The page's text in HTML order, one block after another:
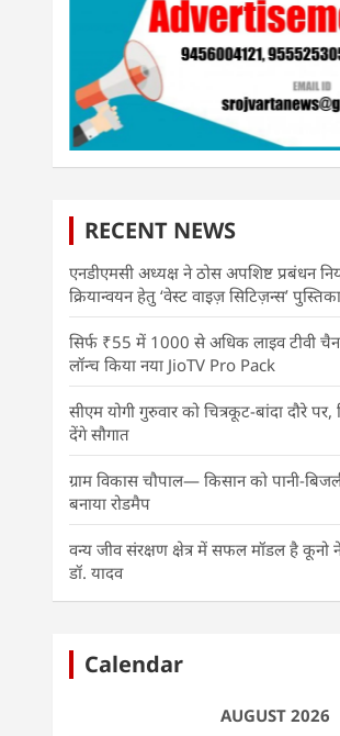
RECENT NEWS
एनडीएमसी अध्यक्ष ने ठोस अपशिष्ट प्रबंधन
क्रियान्वयन हेतु ‘वेस्ट वाइज़ सिटिज़न्स’
सिर्फ ₹55 में 1000 से अधिक लाइव टीवी
लॉन्च किया नया JioTV Pro Pack
सीएम योगी गुरुवार को चित्रकूट-बांदा दौरे
देंगे सौगात
ग्राम विकास चौपाल— किसान को पानी-
बनाया रोडमैप
वन्य जीव संरक्षण क्षेत्र में सफल मॉडल है कूनो
डॉ. यादव
Calendar
AUGUST 2026